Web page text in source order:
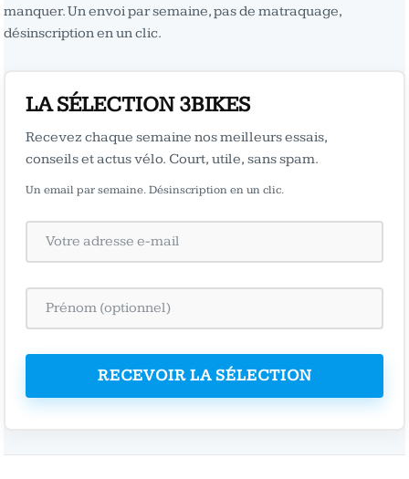
manquer. Un envoi par semaine, pas de matraquage,
désinscription en un clic.
LA SÉLECTION 3BIKES
Recevez chaque semaine nos meilleurs essais,
conseils et actus vélo. Court, utile, sans spam.
Un email par semaine. Désinscription en un clic.
RECEVOIR LA SÉLECTION